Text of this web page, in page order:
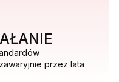
przez lata